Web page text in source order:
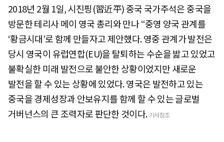
2018년 2월 1일, 시진핑(習近平) 중국 국가주석은 중국을
방문한 테리사 메이 영국 총리와 만나 “중영 양국 관계를
‘황금시대’로 함께 만들자고 제안했다. 영중 관계가 발전은
당시 영국이 유럽연합(EU)을 탈퇴하는 수순을 밟고 있었고
불확실한 미래 발전으로 불안한 상황이었지만 새로운
발전을 할 수 있는 상황에 있었다. 영국은 발전하고 있는
중국을 경제성장과 안보유지를 함께 할 수 있는 글로벌
거버넌스의 큰 조력자로 판단한 것이다. 기사참조